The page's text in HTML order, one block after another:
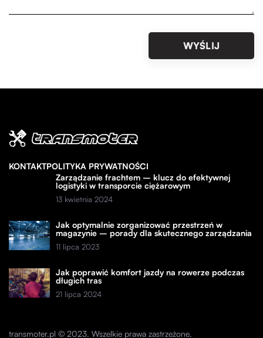
KONTAKTPOLITYKA PRYWATNOŚCI
Zarządzanie frachtem – klucz do efektywnej
logistyki w transporcie ciężarowym
13 kwietnia 2024
Jak optymalnie zorganizować przestrzeń w
magazynie – porady dla skutecznego zarządzania
11 lipca 2023
Jak poprawić komfort jazdy na rowerze podczas
długich tras
21 lipca 2024
transmoter.pl © 2023. Wszelkie prawa zastrzeżone.